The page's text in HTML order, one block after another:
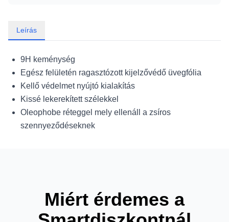
Leírás
9H keménység
Egész felületén ragasztózott kijelzővédő üvegfólia
Kellő védelmet nyújtó kialakítás
Kissé lekerekített szélekkel
Oleophobe réteggel mely ellenáll a zsíros
szennyeződéseknek
Miért érdemes a